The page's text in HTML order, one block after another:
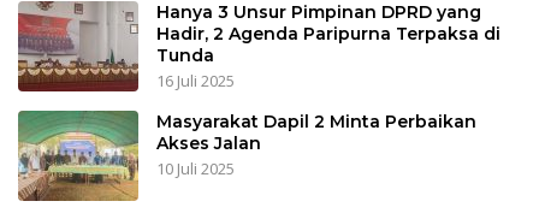
Hanya 3 Unsur Pimpinan DPRD yang
Hadir, 2 Agenda Paripurna Terpaksa di
Tunda
16 Juli 2025
Masyarakat Dapil 2 Minta Perbaikan
Akses Jalan
10 Juli 2025